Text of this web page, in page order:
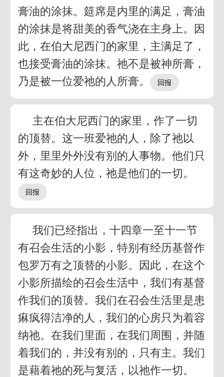
膏油的涂抹。筵席是内里的满足，膏油
的涂抹是将甜美的香气浇在主身上。因
此，在伯大尼西门的家里，主满足了，
也接受膏油的涂抹。祂不是被神所膏，
乃是被一位爱祂的人所膏。
主在伯大尼西门的家里，作了一切
的顶替。这一班爱祂的人，除了祂以
外，里里外外没有别的人事物。他们只
有这奇妙的人位，祂是他们的一切。
我们已经指出，十四章一至十一节
有召会生活的小影，特别有经历基督作
包罗万有之顶替的小影。因此，在这个
小影所描绘的召会生活中，我们有基督
作我们的顶替。我们在召会生活里是患
痳疯得洁净的人，我们的心房只为着容
纳祂。在我们里面，在我们周围，并随
着我们的，并没有别的，只有主。我们
是藉着祂的死与复活，以祂作一切。